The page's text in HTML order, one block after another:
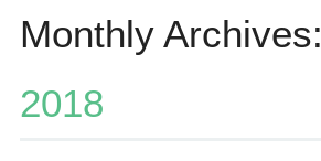
Monthly Archives:
2018